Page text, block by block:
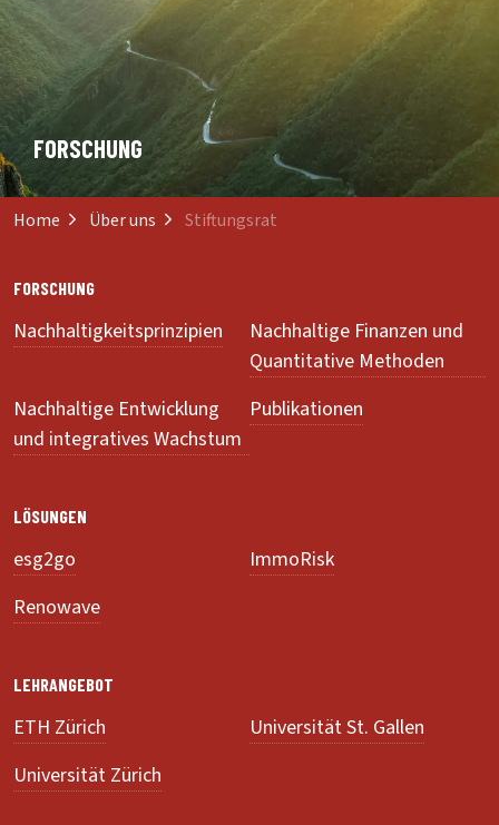
FORSCHUNG
Home Über uns Stiftungsrat
FORSCHUNG
Nachhaltigkeitsprinzipien
Nachhaltige Finanzen und
Quantitative Methoden
Nachhaltige Entwicklung
und integratives Wachstum
Publikationen
LÖSUNGEN
esg2go
ImmoRisk
Renowave
LEHRANGEBOT
ETH Zürich
Universität St. Gallen
Universität Zürich